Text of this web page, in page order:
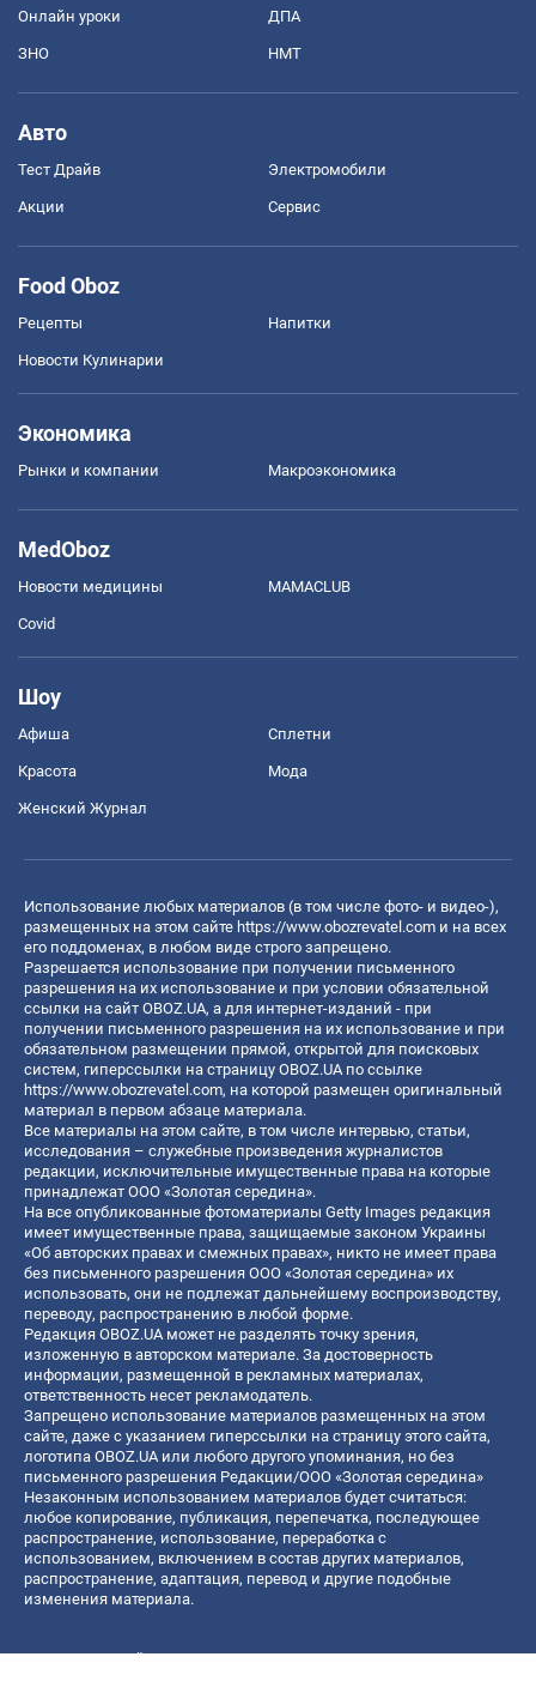
Онлайн уроки ДПА
ЗНО НМТ
Авто
Тест Драйв Электромобили
Акции Сервис
Food Oboz
Рецепты Напитки
Новости Кулинарии
Экономика
Рынки и компании Mакроэкономика
MedOboz
Новости медицины MAMACLUB
Covid
Шоу
Афиша Сплетни
Красота Мода
Женский Журнал
Использование любых материалов (в том числе фото- и видео-),
размещенных на этом сайте https://www.obozrevatel.com и на всех
его поддоменах, в любом виде строго запрещено.
Разрешается использование при получении письменного
разрешения на их использование и при условии обязательной
ссылки на сайт OBOZ.UA, а для интернет-изданий - при
получении письменного разрешения на их использование и при
обязательном размещении прямой, открытой для поисковых
систем, гиперссылки на страницу OBOZ.UA по ссылке
https://www.obozrevatel.com, на которой размещен оригинальный
материал в первом абзаце материала.
Все материалы на этом сайте, в том числе интервью, статьи,
исследования – служебные произведения журналистов
редакции, исключительные имущественные права на которые
принадлежат ООО «Золотая середина».
На все опубликованные фотоматериалы Getty Images редакция
имеет имущественные права, защищаемые законом Украины
«Об авторских правах и смежных правах», никто не имеет права
без письменного разрешения ООО «Золотая середина» их
использовать, они не подлежат дальнейшему воспроизводству,
переводу, распространению в любой форме.
Редакция OBOZ.UA может не разделять точку зрения,
изложенную в авторском материале. За достоверность
информации, размещенной в рекламных материалах,
ответственность несет рекламодатель.
Запрещено использование материалов размещенных на этом
сайте, даже с указанием гиперссылки на страницу этого сайта,
логотипа OBOZ.UA или любого другого упоминания, но без
письменного разрешения Редакции/ООО «Золотая середина»
Незаконным использованием материалов будет считаться:
любое копирование, публикация, перепечатка, последующее
распространение, использование, переработка с
использованием, включением в состав других материалов,
распространение, адаптация, перевод и другие подобные
изменения материала.
Название онлайн медиа — «OBOZ.UA»